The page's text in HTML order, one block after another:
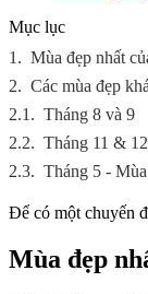
Mục lục
1. Mùa đẹp nhất
2. Các mùa đẹp
2.1. Tháng 8 và 9
2.2. Tháng 11 & 12
2.3. Tháng 5 -
Để có một chuyến
Mùa đẹp